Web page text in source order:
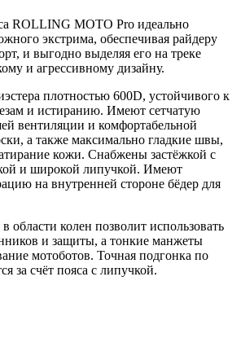
ROLLING MOTO Pro идеально
экстрима, обеспечивая райдеру
и выгодно выделяя его на треке
и агрессивному дизайну.
плотностью 600D, устойчивого к
и истиранию. Имеют сетчатую
вентиляции и комфортабельной
а также максимально гладкие швы,
кожи. Снабжены застёжкой с
и широкой липучкой. Имеют
на внутренней стороне бёдер для
колен позволит использовать
и защиты, а тонкие манжеты
мотоботов. Точная подгонка по
за счёт пояса с липучкой.